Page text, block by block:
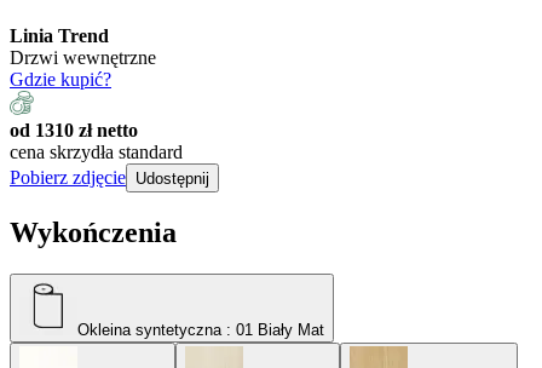
Linia Trend
Drzwi wewnętrzne
Gdzie kupić?
od 1310 zł netto
cena skrzydła standard
Pobierz zdjęcie Udostępnij
Wykończenia
Okleina syntetyczna : 01 Biały Mat